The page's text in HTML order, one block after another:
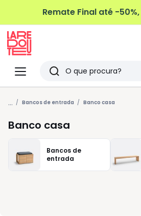
Remate Final até -50%,
Menu
Redoute
Pesquisar
Últimos
artigos
vistos
... Bancos de entrada Banco casa
Banco casa
Bancos de
entrada